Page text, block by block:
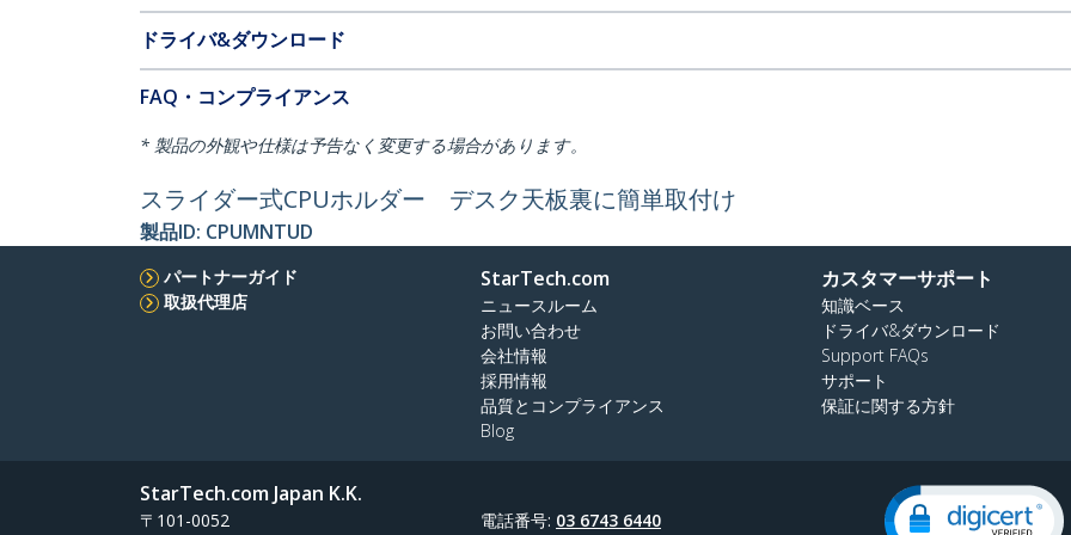
ドライバ&ダウンロード
FAQ・コンプライアンス
* 製品の外観や仕様は予告なく変更する場合があります。
スライダー式CPUホルダー デスク天板裏に簡単取付け
製品ID: CPUMNTUD
パートナーガイド
取扱代理店
StarTech.com
ニュースルーム
お問い合わせ
会社情報
採用情報
品質とコンプライアンス
Blog
カスタマーサポート
知識ベース
ドライバ&ダウンロード
Support FAQs
サポート
保証に関する方針
StarTech.com Japan K.K.
〒101-0052
電話番号: 03 6743 6440